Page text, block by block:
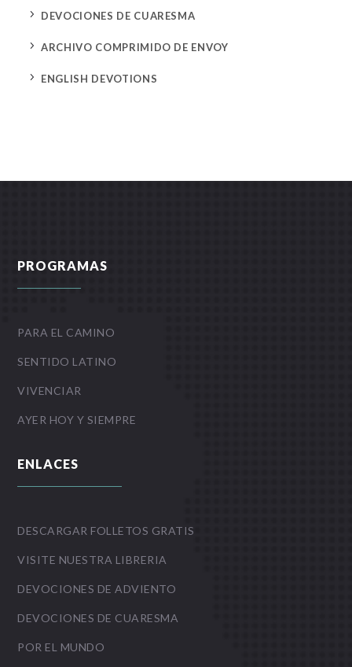
5 DEVOCIONES DE CUARESMA
5 ARCHIVO COMPRIMIDO DE ENVOY
5 ENGLISH DEVOTIONS
PROGRAMAS
PARA EL CAMINO
SENTIDO LATINO
VIVENCIAR
AYER HOY Y SIEMPRE
ENLACES
DESCARGAR FOLLETOS GRATIS
VISITE NUESTRA LIBRERIA
DEVOCIONES DE ADVIENTO
DEVOCIONES DE CUARESMA
POR EL MUNDO